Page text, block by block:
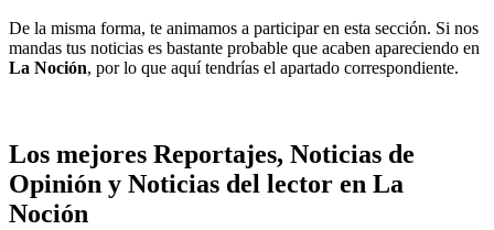
De la misma forma, te animamos a participar en esta sección. Si nos
mandas tus noticias es bastante probable que acaben apareciendo en
La Noción, por lo que aquí tendrías el apartado correspondiente.
Los mejores Reportajes, Noticias de
Opinión y Noticias del lector en La
Noción